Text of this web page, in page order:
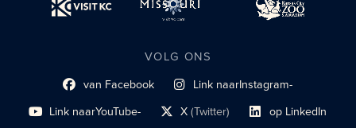
VOLG ONS
Link naar sociaal profiel
van Facebook Link naarInstagram-
sociaal profiel
Link naarYouTube-
sociaal profiel X(Twitter)
sociaal profiellink Link naar sociaal
op LinkedIn